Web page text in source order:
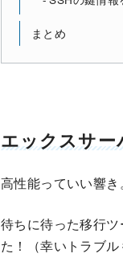
まとめ
エックスサー
高性能っていい響
待ちに待った移行
た！（幸いトラブル